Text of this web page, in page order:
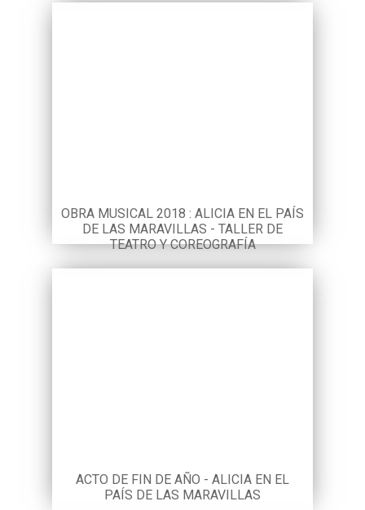
OBRA MUSICAL 2018 : ALICIA EN EL PAÍS
DE LAS MARAVILLAS - TALLER DE
TEATRO Y COREOGRAFÍA
ACTO DE FIN DE AÑO - ALICIA EN EL
PAÍS DE LAS MARAVILLAS